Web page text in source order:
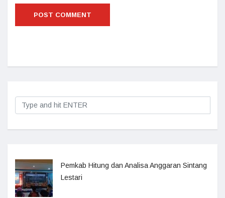
Pemkab Hitung dan Analisa Anggaran Sintang
Lestari